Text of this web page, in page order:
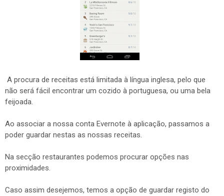
A procura de receitas está limitada à língua inglesa, pelo que
não será fácil encontrar um cozido à portuguesa, ou uma bela
feijoada.
Ao associar a nossa conta Evernote à aplicação, passamos a
poder guardar nestas as nossas receitas.
Na secção restaurantes podemos procurar opções nas
proximidades.
Caso assim desejemos, temos a opção de guardar registo do